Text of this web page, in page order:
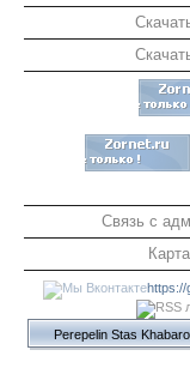
Связь с
https://
Perepelin Stas